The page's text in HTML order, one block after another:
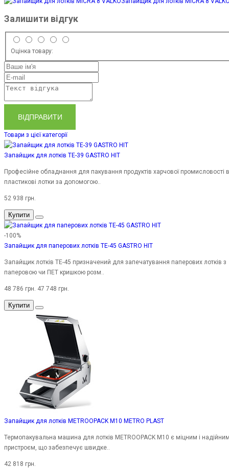
Залишити відгук
Оцінка товару:
ВІДПРАВИТИ
Товари з цієї категорії
Запайщик для лотків TE-39 GASTRO HIT
Професійне обладнання для пакування продуктів харчової промисловості в
пластикові лотки за допомогою..
52 938 грн.
Купити
-100%
Запайщик для паперових лотків TE-45 GASTRO HIT
Запайщик лотків TE-45 призначений для запечатування паперових лотків з
паперовою чи ПЕТ кришкою розм..
48 786 грн. 47 748 грн.
Купити
Запайщик для лотків METROOPACK M10 METRO PLAST
Термопакувальна машина для лотків METROOPACK M10 є міцним і
пристроєм, що забезпечує швидке..
42 818 грн.